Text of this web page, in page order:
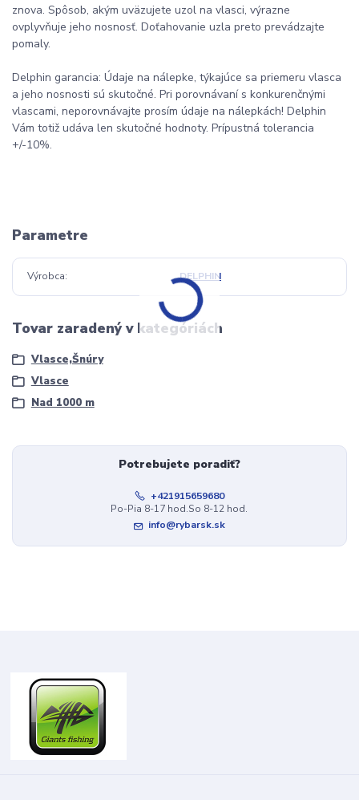
znova. Spôsob, akým uväzujete uzol na vlasci, výrazne
ovplyvňuje jeho nosnosť. Doťahovanie uzla preto prevádzajte
pomaly.
Delphin garancia: Údaje na nálepke, týkajúce sa priemeru vlasca
a jeho nosnosti sú skutočné. Pri porovnávaní s konkurenčnými
vlascami, neporovnávajte prosím údaje na nálepkách! Delphin
Vám totiž udáva len skutočné hodnoty. Prípustná tolerancia
+/-10%.
Parametre
Výrobca DELPHIN
Tovar zaradený v kategóriách
Vlasce,Šnúry
Vlasce
Nad 1000 m
Potrebujete poradiť?
+421915659680
Po-Pia 8-17 hod.So 8-12 hod.
info@rybarsk.sk